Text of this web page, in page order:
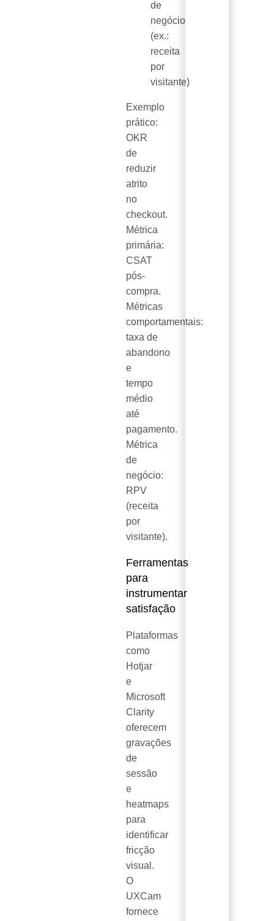
de
negócio
(ex.:
receita
por
visitante)
Exemplo
prático:
OKR
de
reduzir
atrito
no
checkout.
Métrica
primária:
CSAT
pós-
compra.
Métricas
comportamentais:
taxa de
abandono
e
tempo
médio
até
pagamento.
Métrica
de
negócio:
RPV
(receita
por
visitante).
Ferramentas
para
instrumentar
satisfação
Plataformas
como
Hotjar
e
Microsoft
Clarity
oferecem
gravações
de
sessão
e
heatmaps
para
identificar
fricção
visual.
O
UXCam
fornece